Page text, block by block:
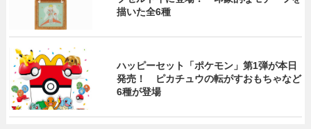
描いた全6種
ハッピーセット「ポケモン」第1弾が本日
発売！ ピカチュウの転がすおもちゃなど
6種が登場